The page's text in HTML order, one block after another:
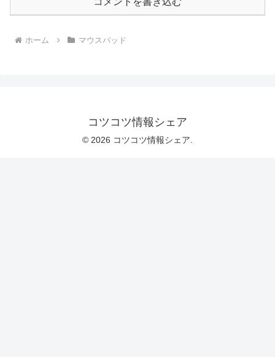
ホーム マウスパッド
コツコツ情報シェア
© 2026 コツコツ情報シェア.